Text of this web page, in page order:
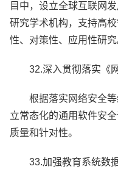
目中，设立全球互联网
研究学术机构，支持高
性、对策性、应用性研究
32.深入贯彻落实《
根据落实网络安全
立常态化的通用软件安
质量和针对性。
33.加强教育系统数